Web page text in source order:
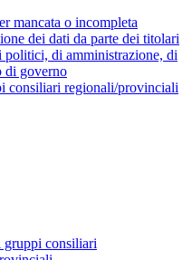
mancata o incompleta
dei dati da parte dei titolari
politici, di amministrazione, di
di governo
consiliari regionali/provinciali
gruppi consiliari